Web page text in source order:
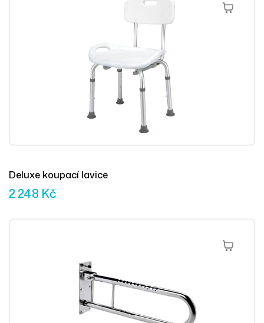
Přidat Do
Deluxe koupací lavice
2 248 Kč
Výběr